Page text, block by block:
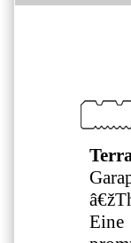
Eine